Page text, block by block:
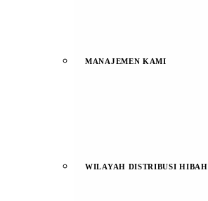
MANAJEMEN KAMI
WILAYAH DISTRIBUSI HIBAH